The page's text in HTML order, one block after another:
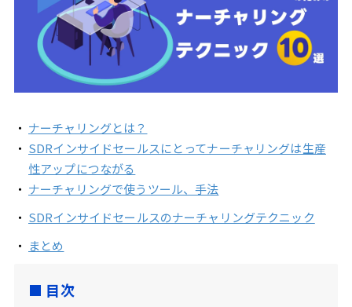
ナーチャリングとは？
SDRインサイドセールスにとってナーチャリングは生産
性アップにつながる
ナーチャリングで使うツール、手法
SDRインサイドセールスのナーチャリングテクニック
まとめ
目次